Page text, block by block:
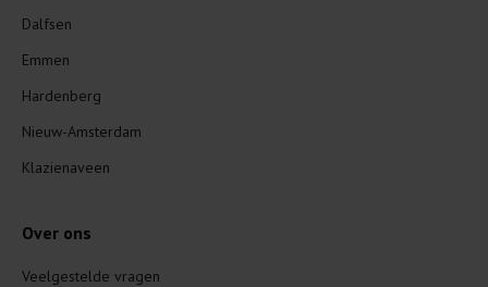
Dalfsen
Emmen
Hardenberg
Nieuw-Amsterdam
Klazienaveen
Over ons
Veelgestelde vragen